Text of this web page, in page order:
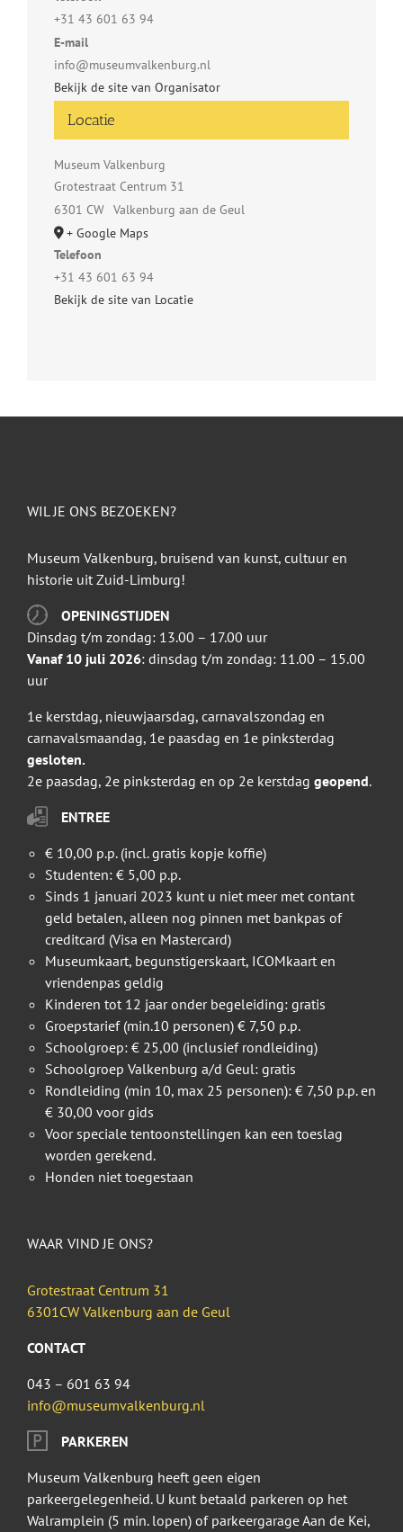
Locatie
Museum Valkenburg
Grotestraat Centrum 31
6301 CW Valkenburg aan de Geul
+ Google Maps
Telefoon
+31 43 601 63 94
Bekijk de site van Locatie
+31 43 601 63 94
E-mail
info@museumvalkenburg.nl
Bekijk de site van Organisator
WIL JE ONS BEZOEKEN?
Museum Valkenburg, bruisend van kunst, cultuur en
historie uit Zuid-Limburg!
OPENINGSTIJDEN
Dinsdag t/m zondag: 13.00 – 17.00 uur
Vanaf 10 juli 2026: dinsdag t/m zondag: 11.00 – 15.00
uur
1e kerstdag, nieuwjaarsdag, carnavalszondag en
carnavalsmaandag, 1e paasdag en 1e pinksterdag
gesloten.
2e paasdag, 2e pinksterdag en op 2e kerstdag geopend.
ENTREE
€ 10,00 p.p. (incl. gratis kopje koffie)
Studenten: € 5,00 p.p.
Sinds 1 januari 2023 kunt u niet meer met contant
geld betalen, alleen nog pinnen met bankpas of
creditcard (Visa en Mastercard)
Museumkaart, begunstigerskaart, ICOMkaart en
vriendenpas geldig
Kinderen tot 12 jaar onder begeleiding: gratis
Groepstarief (min.10 personen) € 7,50 p.p.
Schoolgroep: € 25,00 (inclusief rondleiding)
Schoolgroep Valkenburg a/d Geul: gratis
Rondleiding (min 10, max 25 personen): € 7,50 p.p. en
€ 30,00 voor gids
Voor speciale tentoonstellingen kan een toeslag
worden gerekend.
Honden niet toegestaan
WAAR VIND JE ONS?
Grotestraat Centrum 31
6301CW Valkenburg aan de Geul
CONTACT
043 – 601 63 94
info@museumvalkenburg.nl
PARKEREN
Museum Valkenburg heeft geen eigen
parkeergelegenheid. U kunt betaald parkeren op het
Walramplein (5 min. lopen) of parkeergarage Aan de Kei,